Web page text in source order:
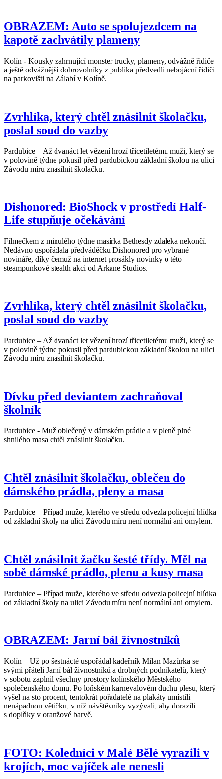
OBRAZEM: Auto se spolujezdcem na
kapotě zachvátily plameny
Kolín - Kousky zahrnující monster trucky, plameny, odvážně řidiče
a ještě odvážnější dobrovolníky z publika předvedli nebojácní řidiči
na parkovišti na Zálabí v Kolíně.
Zvrhlíka, který chtěl znásilnit školačku,
poslal soud do vazby
Pardubice – Až dvanáct let vězení hrozí třicetiletému muži, který se
v polovině týdne pokusil před pardubickou základní školou na ulici
Závodu míru znásilnit školačku.
Dishonored: BioShock v prostředí Half-
Life stupňuje očekávání
Filmečkem z minulého týdne masírka Bethesdy zdaleka nekončí.
Nedávno uspořádala předváděčku Dishonored pro vybrané
novináře, díky čemuž na internet prosákly novinky o této
steampunkové stealth akci od Arkane Studios.
Zvrhlíka, který chtěl znásilnit školačku,
poslal soud do vazby
Pardubice – Až dvanáct let vězení hrozí třicetiletému muži, který se
v polovině týdne pokusil před pardubickou základní školou na ulici
Závodu míru znásilnit školačku.
Dívku před deviantem zachraňoval
školník
Pardubice - Muž oblečený v dámském prádle a v pleně plné
shnilého masa chtěl znásilnit školačku.
Chtěl znásilnit školačku, oblečen do
dámského prádla, pleny a masa
Pardubice – Případ muže, kterého ve středu odvezla policejní hlídka
od základní školy na ulici Závodu míru není normální ani omylem.
Chtěl znásilnit žačku šesté třídy. Měl na
sobě dámské prádlo, plenu a kusy masa
Pardubice – Případ muže, kterého ve středu odvezla policejní hlídka
od základní školy na ulici Závodu míru není normální ani omylem.
OBRAZEM: Jarní bál živnostníků
Kolín – Už po šestnácté uspořádal kadeřník Milan Mazůrka se
svými přáteli Jarní bál živnostníků a drobných podnikatelů, který
v sobotu zaplnil všechny prostory kolínského Městského
společenského domu. Po loňském karnevalovém duchu plesu, který
vyšel na sto procent, tentokrát pořadatelé na plakáty umístili
nenápadnou větičku, v níž návštěvníky vyzývali, aby dorazili
s doplňky v oranžové barvě.
FOTO: Koledníci v Malé Bělé vyrazili v
krojích, moc vajíček ale nenesli